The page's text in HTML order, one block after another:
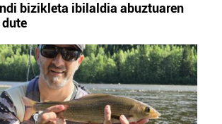
bizikleta ibilaldia abuztuaren